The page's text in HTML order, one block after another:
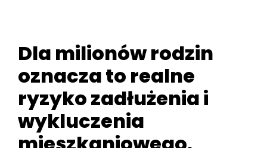
Dla milionów rodzin
oznacza to realne
ryzyko zadłużenia i
wykluczenia